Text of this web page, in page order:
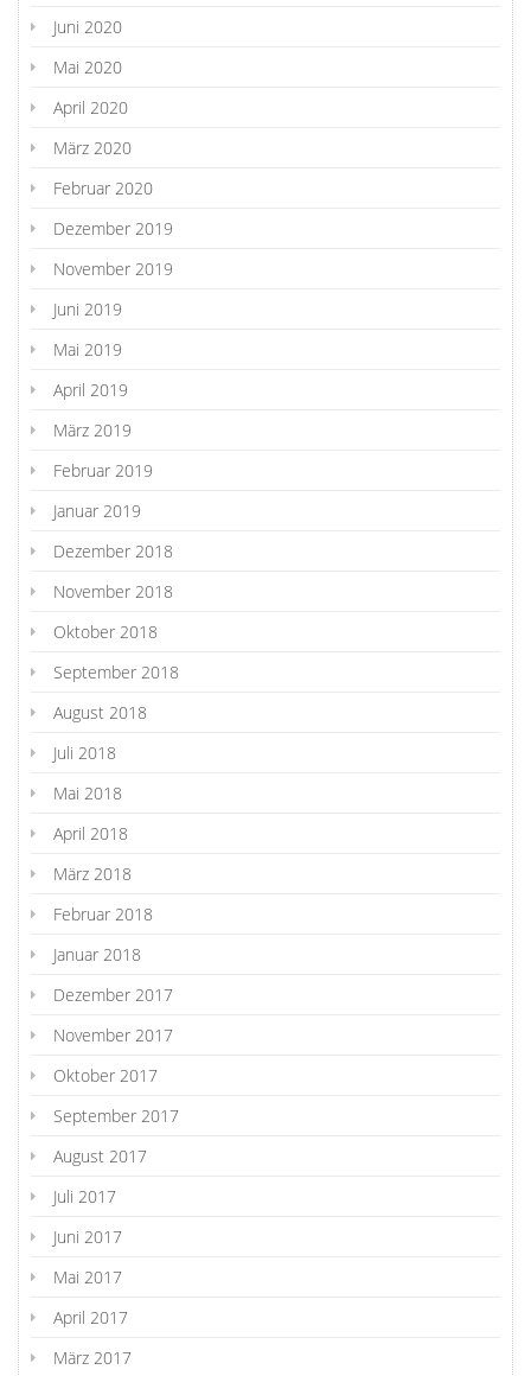
Juni 2020
Mai 2020
April 2020
März 2020
Februar 2020
Dezember 2019
November 2019
Juni 2019
Mai 2019
April 2019
März 2019
Februar 2019
Januar 2019
Dezember 2018
November 2018
Oktober 2018
September 2018
August 2018
Juli 2018
Mai 2018
April 2018
März 2018
Februar 2018
Januar 2018
Dezember 2017
November 2017
Oktober 2017
September 2017
August 2017
Juli 2017
Juni 2017
Mai 2017
April 2017
März 2017